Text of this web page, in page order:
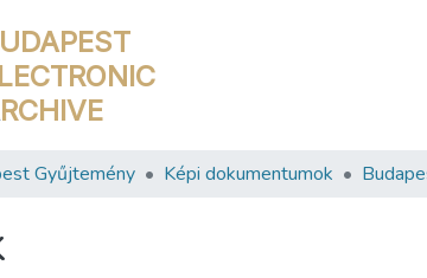
UDAPEST
LECTRONIC
RCHIVE
Gyűjtemény Képi dokumentumok